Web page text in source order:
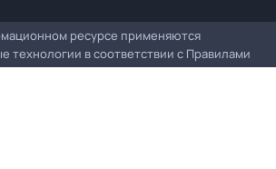
ресурсе применяются
технологии в соответствии с Правилами